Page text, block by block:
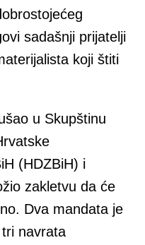
sadašnji prijatelji
koji štiti
u Skupštinu
(HDZBiH) i
zakletvu da će
Dva mandata je
navrata